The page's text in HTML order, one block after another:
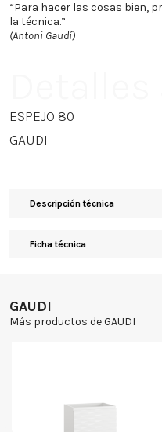
“Para hacer las cosas bien,
la técnica.”
(Antoni Gaudí)
ESPEJO 80
GAUDI
Descripción técnica
Ficha técnica
GAUDI
Más productos de GAUDI